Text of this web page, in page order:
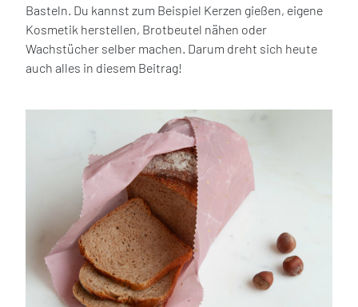
Basteln. Du kannst zum Beispiel Kerzen gießen, eigene
Kosmetik herstellen, Brotbeutel nähen oder
Wachstücher selber machen. Darum dreht sich heute
auch alles in diesem Beitrag!